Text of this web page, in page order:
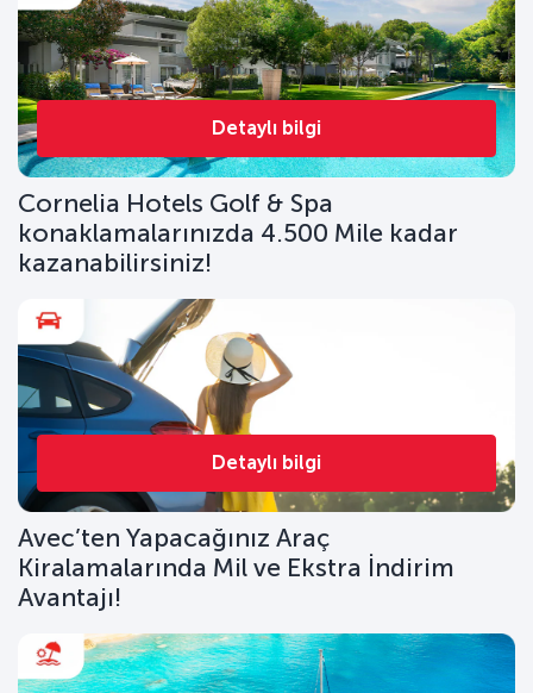
Detaylı bilgi
Cornelia Hotels Golf & Spa
konaklamalarınızda 4.500 Mile kadar
kazanabilirsiniz!
Detaylı bilgi
Avec’ten Yapacağınız Araç
Kiralamalarında Mil ve Ekstra İndirim
Avantajı!